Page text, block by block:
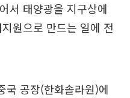
서 태양광을 지구상에
원으로 만드는 일에 전
국 공장(한화솔라원)에